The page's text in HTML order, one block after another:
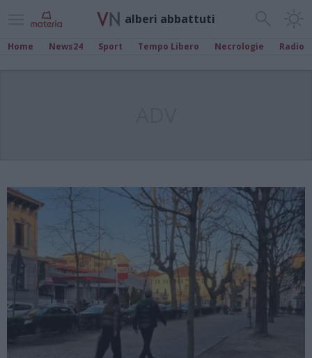
alberi abbattuti
Home News24 Sport Tempo Libero Necrologie Radio